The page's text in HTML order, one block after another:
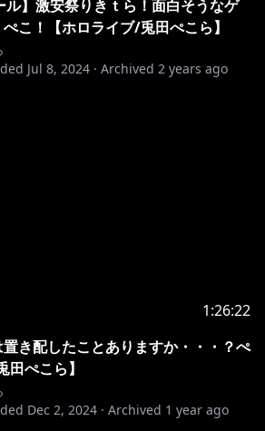
ル】激安祭りきｔら！面白そうなゲ
こ！【ホロライブ/兎田ぺこら】
Jul 8, 2024 · Archived 2 years ago
1:26:22
置き配したことありますか・・・？ぺ
ぺこら】
Dec 2, 2024 · Archived 1 year ago